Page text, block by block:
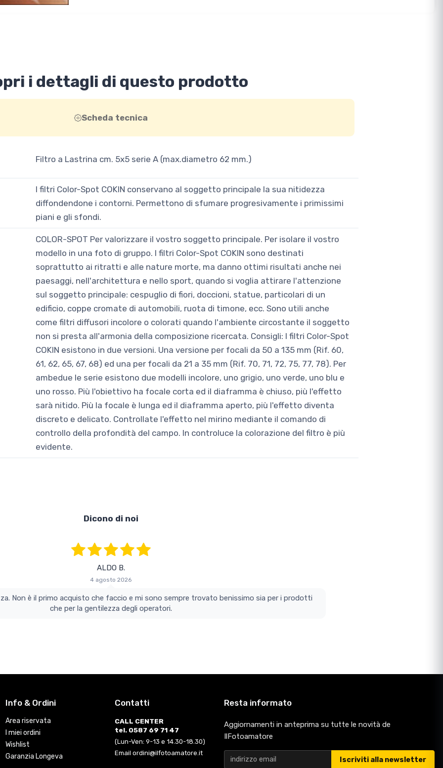
i dettagli di questo prodotto
Scheda tecnica
Filtro a Lastrina cm. 5x5 serie A (max.diametro 62 mm.)
I filtri Color-Spot COKIN conservano al soggetto principale la sua nitidezza
diffondendone i contorni. Permettono di sfumare progresivamente i primissimi
piani e gli sfondi.
COLOR-SPOT Per valorizzare il vostro soggetto principale. Per isolare il vostro
modello in una foto di gruppo. I filtri Color-Spot COKIN sono destinati
soprattutto ai ritratti e alle nature morte, ma danno ottimi risultati anche nei
paesaggi, nell'architettura e nello sport, quando si voglia attirare l'attenzione
sul soggetto principale: cespuglio di fiori, doccioni, statue, particolari di un
edificio, coppe cromate di automobili, ruota di timone, ecc. Sono utili anche
come filtri diffusori incolore o colorati quando l'ambiente circostante il soggetto
non si presta all'armonia della composizione ricercata. Consigli: I filtri Color-Spot
COKIN esistono in due versioni. Una versione per focali da 50 a 135 mm (Rif. 60,
61, 62, 65, 67, 68) ed una per focali da 21 a 35 mm (Rif. 70, 71, 72, 75, 77, 78). Per
ambedue le serie esistono due modelli incolore, uno grigio, uno verde, uno blu e
uno rosso. Più l'obiettivo ha focale corta ed il diaframma è chiuso, più l'effetto
sarà nitido. Più la focale è lunga ed il diaframma aperto, più l'effetto diventa
discreto e delicato. Controllate l'effetto nel mirino mediante il comando di
controllo della profondità del campo. In controluce la colorazione del filtro è più
evidente.
Dicono di noi
ALDO B.
4 agosto 2026
Non è il primo acquisto che faccio e mi sono sempre trovato benissimo sia per i prodotti
che per la gentilezza degli operatori.
Info & Ordini
Area riservata
I miei ordini
Wishlist
Garanzia Longeva
Contatti
CALL CENTER
tel. 0587 69 71 47
(Lun-Ven: 9-13 e 14.30-18.30)
Email ordini@ilfotoamatore.it
Resta informato
Aggiornamenti in anteprima su tutte le novità de
IlFotoamatore
Iscriviti alla newsletter